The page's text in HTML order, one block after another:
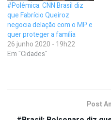
#Polêmica: CNN Brasil diz
que Fabrício Queiroz
negocia delação com o MP e
quer proteger a família
26 junho 2020 - 19h22
Em "Cidades"
Post